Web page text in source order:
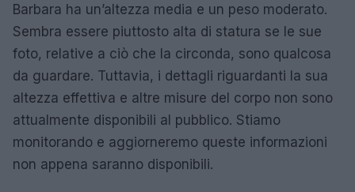
Barbara ha un’altezza media e un peso moderato.
Sembra essere piuttosto alta di statura se le sue
foto, relative a ciò che la circonda, sono qualcosa
da guardare. Tuttavia, i dettagli riguardanti la sua
altezza effettiva e altre misure del corpo non sono
attualmente disponibili al pubblico. Stiamo
monitorando e aggiorneremo queste informazioni
non appena saranno disponibili.